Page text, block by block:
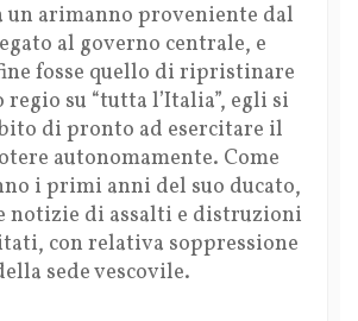
un arimanno proveniente dal
al governo centrale, e
fosse quello di ripristinare
su “tutta l’Italia”, egli si
di pronto ad esercitare il
autonomamente. Come
i primi anni del suo ducato,
notizie di assalti e distruzioni
con relativa soppressione
sede vescovile.